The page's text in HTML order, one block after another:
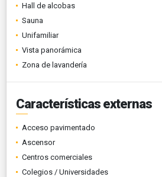
Hall de alcobas
Sauna
Unifamiliar
Vista panorámica
Zona de lavandería
Características externas
Acceso pavimentado
Ascensor
Centros comerciales
Colegios / Universidades